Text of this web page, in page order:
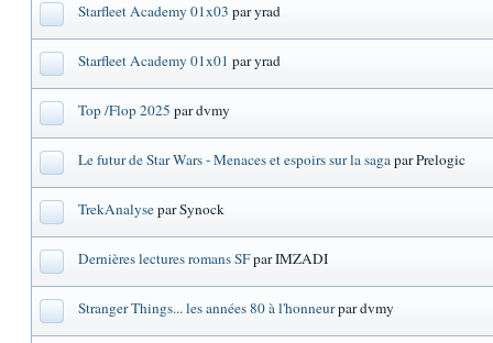
Starfleet Academy 01x03 par yrad
Starfleet Academy 01x01 par yrad
Top /Flop 2025 par dvmy
Le futur de Star Wars - Menaces et espoirs sur la sagapar Prelogic
TrekAnalysepar Synock
Dernières lectures romans SFpar IMZADI
Stranger Things... les années 80 à l'honneurpar dvmy